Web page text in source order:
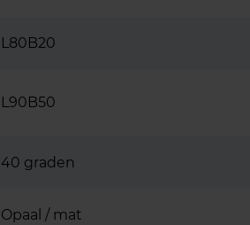
L80B20
L90B50
40 graden
Opaal / mat